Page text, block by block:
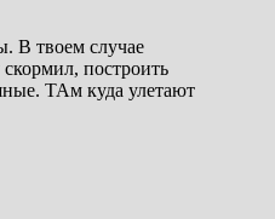
В твоем случае
построить
ТАм куда улетают